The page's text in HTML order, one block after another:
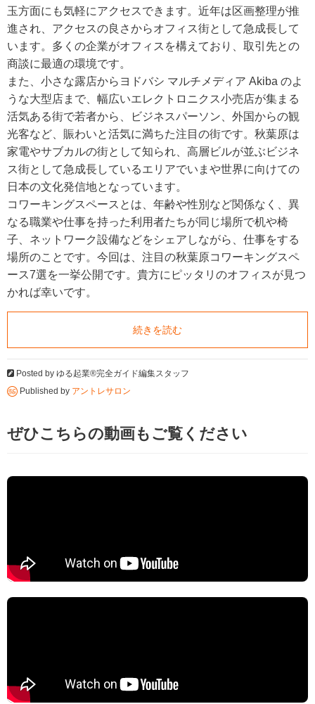
玉方面にも気軽にアクセスできます。近年は区画整理が推
進され、アクセスの良さからオフィス街として急成長して
います。多くの企業がオフィスを構えており、取引先との
商談に最適の環境です。
また、小さな露店からヨドバシ マルチメディア Akiba のよ
うな大型店まで、幅広いエレクトロニクス小売店が集まる
活気ある街で若者から、ビジネスパーソン、外国からの観
光客など、賑わいと活気に満ちた注目の街です。秋葉原は
家電やサブカルの街として知られ、高層ビルが並ぶビジネ
ス街として急成長しているエリアでいまや世界に向けての
日本の文化発信地となっています。
コワーキングスペースとは、年齢や性別など関係なく、異
なる職業や仕事を持った利用者たちが同じ場所で机や椅
子、ネットワーク設備などをシェアしながら、仕事をする
場所のことです。今回は、注目の秋葉原コワーキングスペ
ース7選を一挙公開です。貴方にピッタリのオフィスが見つ
かれば幸いです。
続きを読む
Posted by ゆる起業®完全ガイド編集スタッフ
Published by アントレサロン
ぜひこちらの動画もご覧ください